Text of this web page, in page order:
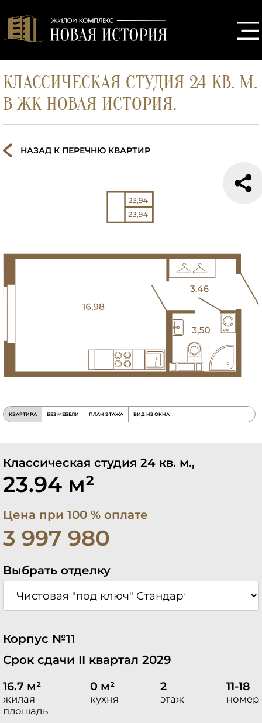
КЛАССИЧЕСКАЯ СТУДИЯ 24 КВ. М.
В ЖК НОВАЯ ИСТОРИЯ.
Классическая студия 24 кв. м.,
23.94 м²
Цена при 100 % оплате
3 997 980
Выбрать отделку
Корпус №11
Срок сдачи II квартал 2029
16.7 м²
жилая
площадь
0 м²
кухня
2
этаж
11-18
номер
НАЗАД К ПЕРЕЧНЮ КВАРТИР
КВАРТИРА БЕЗ МЕБЕЛИ ПЛАН ЭТАЖА ВИД ИЗ ОКНА